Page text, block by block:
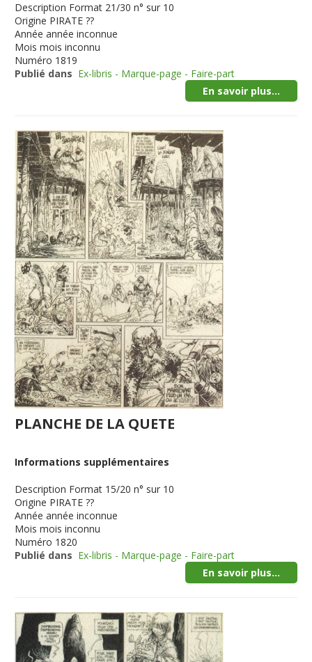
Description Format 21/30 n° sur 10
Origine PIRATE ??
Année année inconnue
Mois mois inconnu
Numéro 1819
Publié dans Ex-libris - Marque-page - Faire-part
En savoir plus...
PLANCHE DE LA QUETE
Informations supplémentaires
Description Format 15/20 n° sur 10
Origine PIRATE ??
Année année inconnue
Mois mois inconnu
Numéro 1820
Publié dans Ex-libris - Marque-page - Faire-part
En savoir plus...